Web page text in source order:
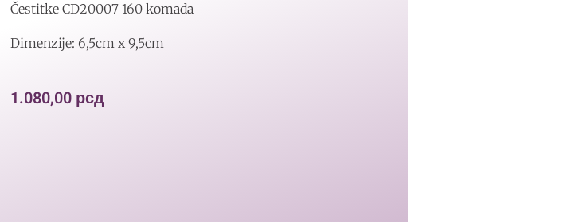
Čestitke CD20007 160 komada
Dimenzije: 6,5cm x 9,5cm
1.080,00 рсд